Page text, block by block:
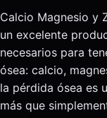
Calcio Magnesio y
un excelente
necesarios para
ósea: calcio,
la pérdida ósea es
más que